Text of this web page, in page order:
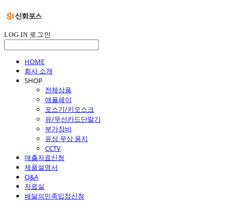
LOG IN 로그인
HOME
회사 소개
SHOP
전체상품
애플페이
포스기/키오스크
유/무선카드단말기
부가장비
유상 무상 용지
CCTV
매출자료신청
제품설명서
Q&A
자료실
배달의민족입점신청